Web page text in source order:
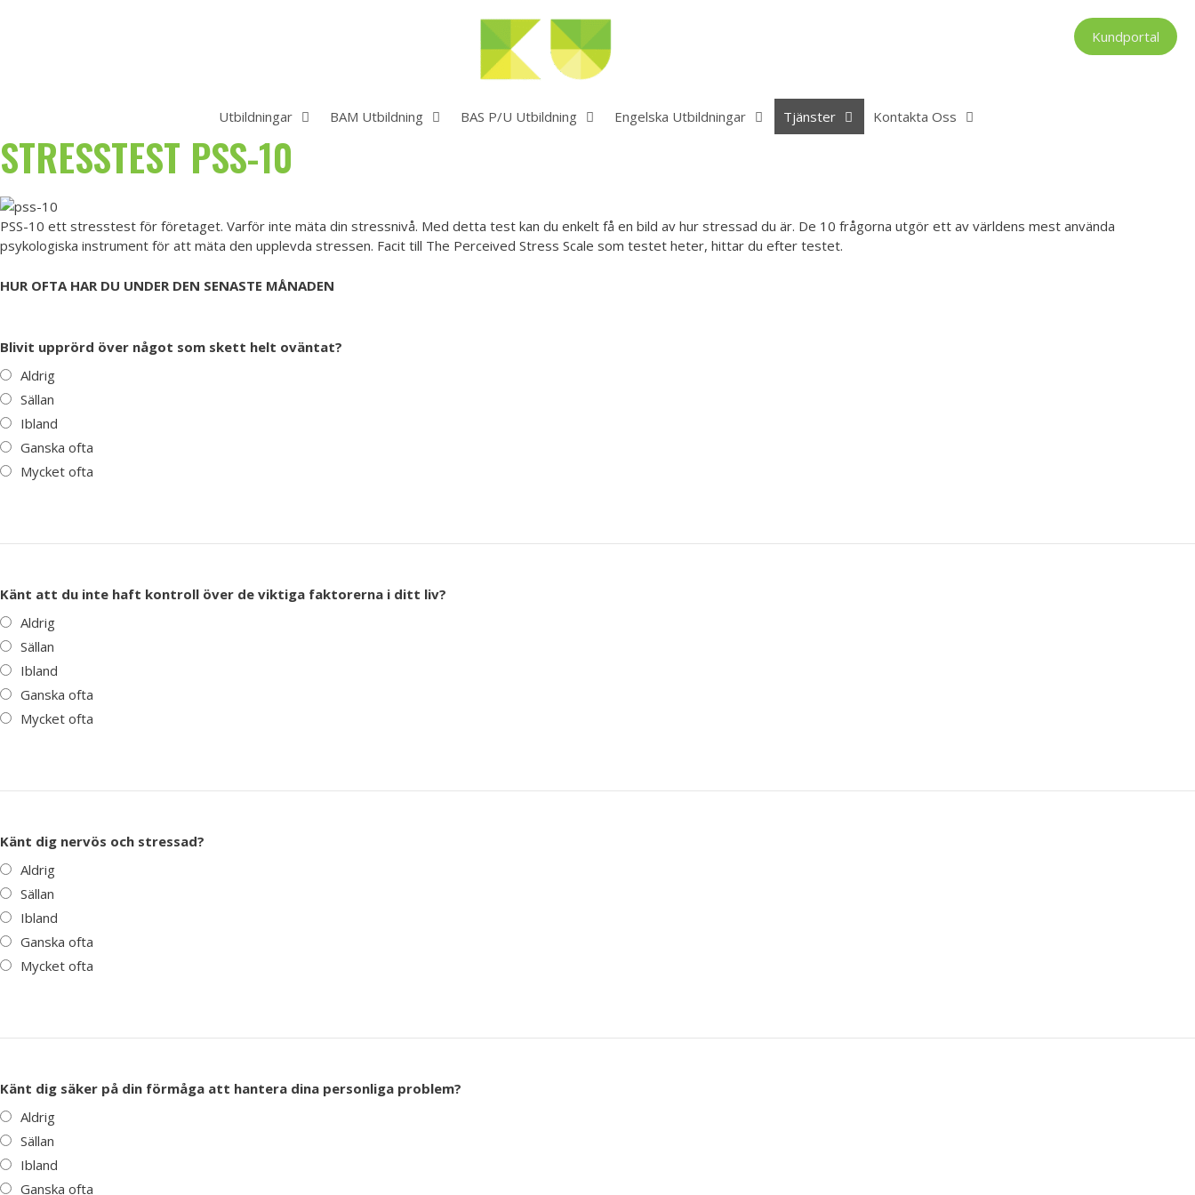
Kundportal
Utbildningar BAM Utbildning BAS P/U Utbildning Engelska Utbildningar Tjänster Kontakta Oss
STRESSTEST PSS-10
PSS-10 ett stresstest för företaget. Varför inte mäta din stressnivå. Med detta test kan du enkelt få en bild av hur stressad du är. De 10 frågorna utgör ett av världens mest använda
psykologiska instrument för att mäta den upplevda stressen. Facit till The Perceived Stress Scale som testet heter, hittar du efter testet.
HUR OFTA HAR DU UNDER DEN SENASTE MÅNADEN
Blivit upprörd över något som skett helt oväntat?
Aldrig
Sällan
Ibland
Ganska ofta
Mycket ofta
Känt att du inte haft kontroll över de viktiga faktorerna i ditt liv?
Aldrig
Sällan
Ibland
Ganska ofta
Mycket ofta
Känt dig nervös och stressad?
Aldrig
Sällan
Ibland
Ganska ofta
Mycket ofta
Känt dig säker på din förmåga att hantera dina personliga problem?
Aldrig
Sällan
Ibland
Ganska ofta